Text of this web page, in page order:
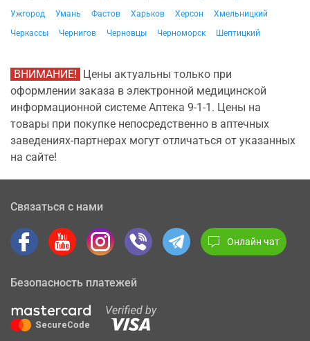
Ужгород
Умань Фастов Харьков Херсон
Хмельницкий
Черкассы
Чернигов Черновцы Черноморск Шептицкий
ВНИМАНИЕ! Цены актуальны только при
оформлении заказа в электронной медицинской
информационной системе Аптека 9-1-1. Цены на
товары при покупке непосредственно в аптечных
заведениях-партнерах могут отличаться от указанных
на сайте!
Связаться с нами
Онлайн чат
Безопасность платежей